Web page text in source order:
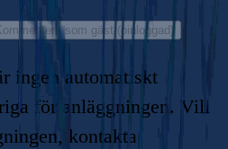
som gäst (oinloggad)
ingen automatiskt
för anläggningen. Vill
kontakta